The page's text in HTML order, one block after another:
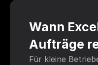
Wann
Aufträge
Für kleine